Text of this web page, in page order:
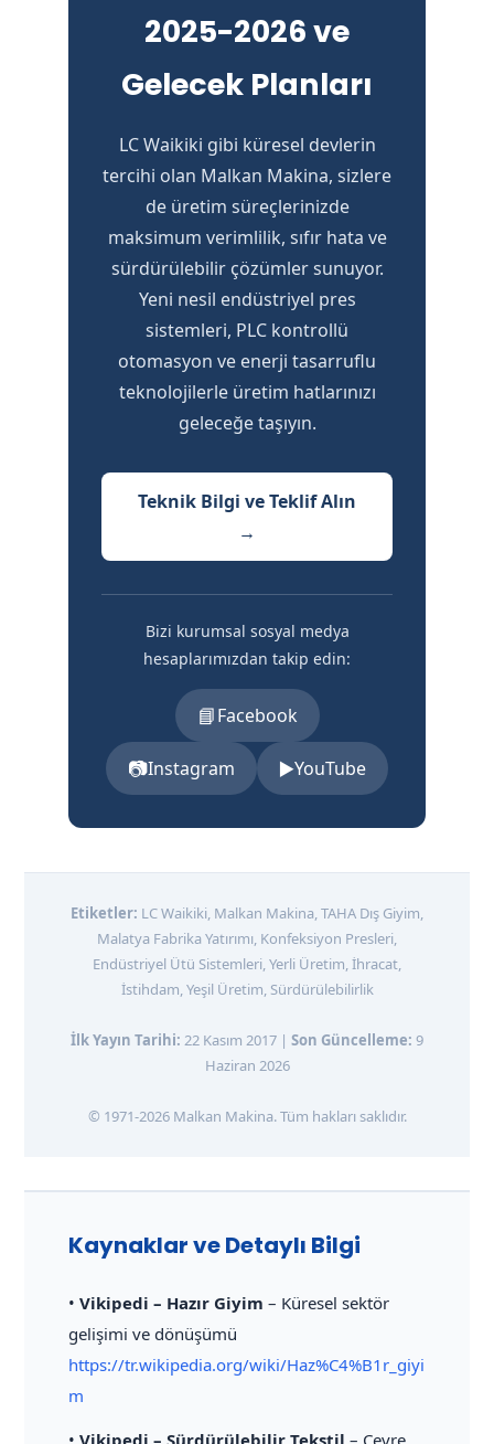
2025-2026 ve
Gelecek Planları
LC Waikiki gibi küresel devlerin
tercihi olan Malkan Makina, sizlere
de üretim süreçlerinizde
maksimum verimlilik, sıfır hata ve
sürdürülebilir çözümler sunuyor.
Yeni nesil endüstriyel pres
sistemleri, PLC kontrollü
otomasyon ve enerji tasarruflu
teknolojilerle üretim hatlarınızı
geleceğe taşıyın.
Teknik Bilgi ve Teklif Alın
→
Bizi kurumsal sosyal medya
hesaplarımızdan takip edin:
📘Facebook
📷Instagram ▶️YouTube
Etiketler: LC Waikiki, Malkan Makina, TAHA Dış Giyim,
Malatya Fabrika Yatırımı, Konfeksiyon Presleri,
Endüstriyel Ütü Sistemleri, Yerli Üretim, İhracat,
İstihdam, Yeşil Üretim, Sürdürülebilirlik
İlk Yayın Tarihi: 22 Kasım 2017 | Son Güncelleme: 9
Haziran 2026
© 1971-2026 Malkan Makina. Tüm hakları saklıdır.
Kaynaklar ve Detaylı Bilgi
• Vikipedi – Hazır Giyim – Küresel sektör
gelişimi ve dönüşümü
https://tr.wikipedia.org/wiki/Haz%C4%B1r_giyi
m